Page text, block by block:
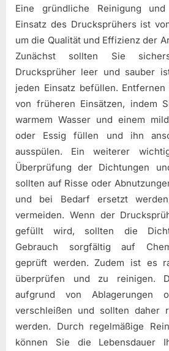
Eine gründliche Reinigung
Einsatz des Drucksprühers ist
um die Qualität und Effizienz der
Zunächst sollten Sie
Drucksprüher leer und sauber
jeden Einsatz befüllen.
von früheren Einsätzen, indem
warmem Wasser und einem
oder Essig füllen und ihn
ausspülen. Ein weiterer
Überprüfung der Dichtungen
sollten auf Risse oder
und bei Bedarf ersetzt
vermeiden. Wenn der
gefüllt wird, sollten die
Gebrauch sorgfältig auf
geprüft werden. Zudem ist es
überprüfen und zu reinigen.
aufgrund von Ablagerungen
verschleißen und sollten daher
werden. Durch regelmäßige
können Sie die Lebensdauer